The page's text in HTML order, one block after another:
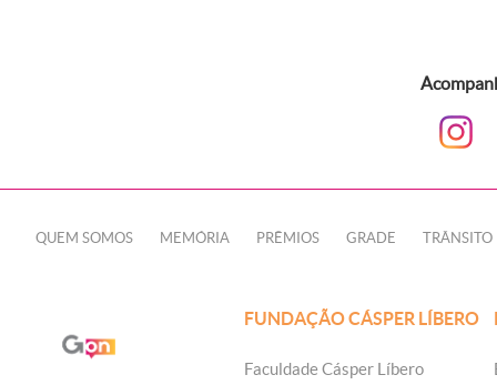
QUEM SOMOS MEMÓRIA PRÊMIOS GRADE TRÂNSITO
FUNDAÇÃO CÁSPER LÍBERO
Faculdade Cásper Líbero